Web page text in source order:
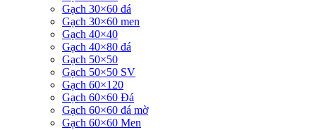
Gạch 30×60 đá
Gạch 30×60 men
Gạch 40×40
Gạch 40×80 đá
Gạch 50×50
Gạch 50×50 SV
Gạch 60×120
Gạch 60×60 Đá
Gạch 60×60 đá mờ
Gạch 60×60 Men